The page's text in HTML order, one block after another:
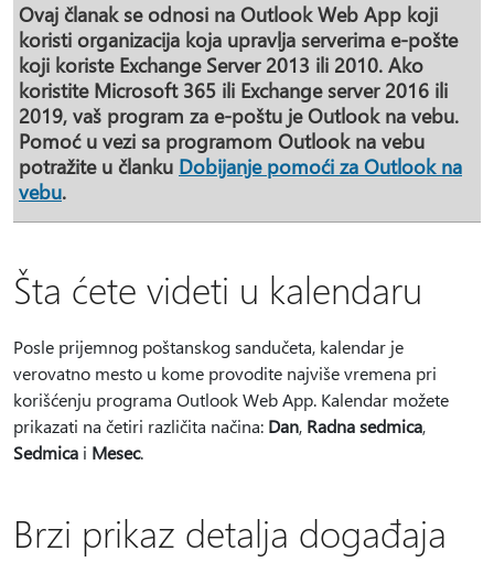
Ovaj članak se odnosi na Outlook Web App koji
koristi organizacija koja upravlja serverima e-pošte
koji koriste Exchange Server 2013 ili 2010. Ako
koristite Microsoft 365 ili Exchange server 2016 ili
2019, vaš program za e-poštu je Outlook na vebu.
Pomoć u vezi sa programom Outlook na vebu
potražite u članku Dobijanje pomoći za Outlook na
vebu.
Šta ćete videti u kalendaru
Posle prijemnog poštanskog sandučeta, kalendar je
verovatno mesto u kome provodite najviše vremena pri
korišćenju programa Outlook Web App. Kalendar možete
prikazati na četiri različita načina: Dan, Radna sedmica,
Sedmica i Mesec.
Brzi prikaz detalja događaja